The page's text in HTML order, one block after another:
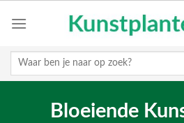
Zoeken
Bloeiende